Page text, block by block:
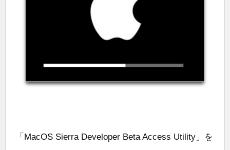
「MacOS Sierra Developer Beta Access Utility」を